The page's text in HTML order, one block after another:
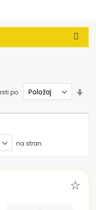
na stran
po